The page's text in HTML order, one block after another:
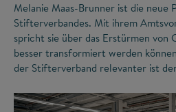
Melanie Maas-Brunner ist die neue
Stifterverbandes. Mit ihrem
spricht sie über das Erstürmen von
besser transformiert werden
der Stifterverband relevanter ist